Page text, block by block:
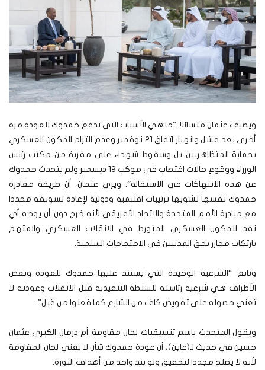
ويضيف عثمان متسائلا “ما هي الأسباب التي تدفع حمدوك للعودة مرة
أخرى بعد فشل وانهيار اتفاق 21 نوفمبر وعدم التزام المكون العسكري
بحماية المتظاهريين بل وسقوط شهداء على مقربة من مكتب رئيس
الوزراء ووقوع حالات اغتصاب في موكب 19 ديسمبر ولم يتحدث حمدوك
عن هذه الانتهاكات في الاستقالة”. ويرى عثمان، أن طريقة مغادرة
حمدوك نفسها تشوبها ترتيبات اقليمية ودولية لإعادة تسويقه مجددا
مع مبادرة الأمم المتحدة والاتحاد الأفريقي لأنه خرج دون أن يوجه أي
نقد للمكون العسكري المتورط في الانقلاب العسكري والمتهم
بارتكاب مجازر بحق المدنيين في الاحتجاجات السلمية.
وتابع: “الشرعية الوحيدة التي يستند عليها حمدوك للعودة وبعض
الأطراف هي شرعية رئاسته للسلطة التنفيذية قبل الانقلاب وعودته لا
تعني حصوله على تفويض كاف من الشارع كما فعلوا من قبل”.
ويقول المتحدث باسم تنسيقيات لجان مقاومة أم درمان الكبرى عثمان
حسين في حديث لـ(عاين)، أن عودة حمدوك شأن لا يعني لجان المقاومة
لأنه لا يصلح مجددا لتحقيق ولو بند واحد من أهداف الثورة.